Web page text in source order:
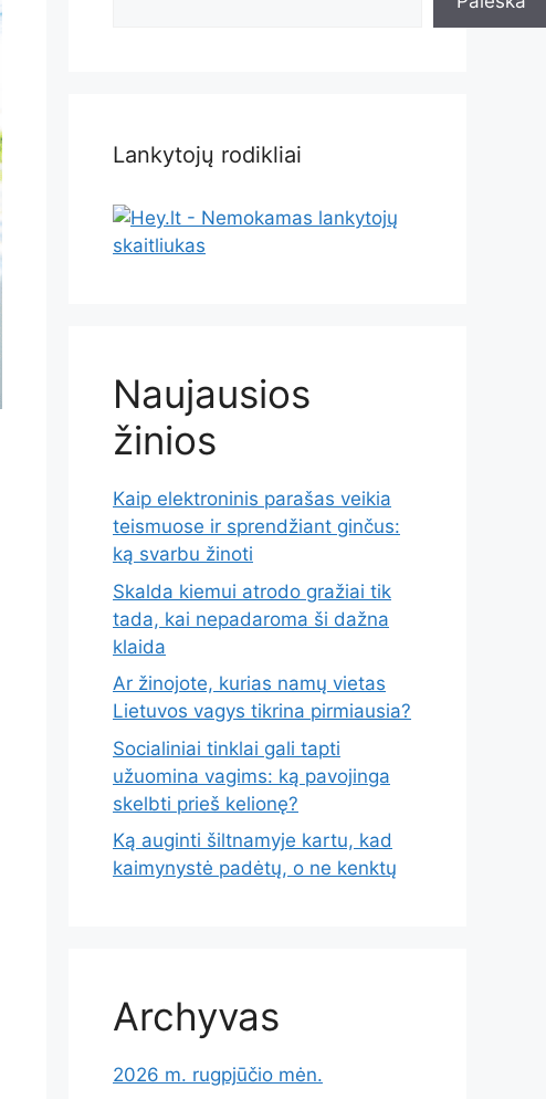
Lankytojų rodikliai
Naujausios
žinios
Kaip elektroninis parašas veikia
teismuose ir sprendžiant ginčus:
ką svarbu žinoti
Skalda kiemui atrodo gražiai tik
tada, kai nepadaroma ši dažna
klaida
Ar žinojote, kurias namų vietas
Lietuvos vagys tikrina pirmiausia?
Socialiniai tinklai gali tapti
užuomina vagims: ką pavojinga
skelbti prieš kelionę?
Ką auginti šiltnamyje kartu, kad
kaimynystė padėtų, o ne kenktų
Archyvas
2026 m. rugpjūčio mėn.